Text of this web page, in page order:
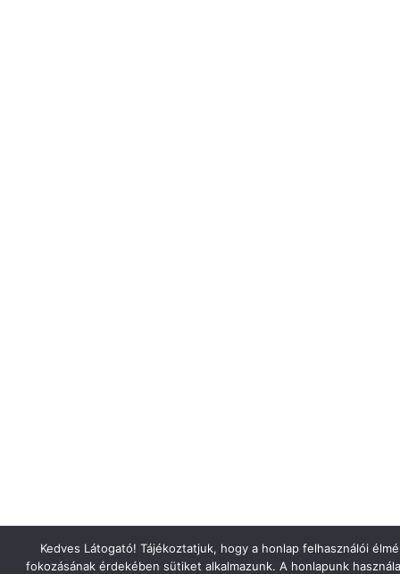
Kedves Látogató! Tájékoztatjuk, hogy a honlap felhasználói
fokozásának érdekében sütiket alkalmazunk. A honlapunk